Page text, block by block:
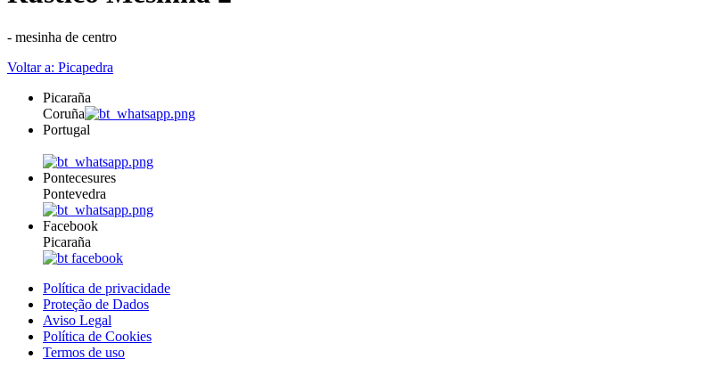
- mesinha de centro
Voltar a: Picapedra
Picaraña
Coruña
Portugal
Pontecesures
Pontevedra
Facebook
Picaraña
Política de privacidade
Proteção de Dados
Aviso Legal
Política de Cookies
Termos de uso